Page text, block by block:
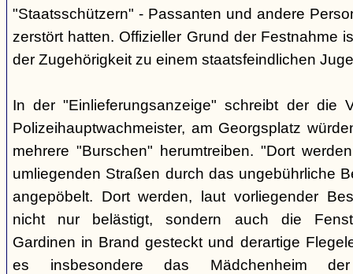
"Staatsschützern" - Passanten und andere
zerstört hatten. Offizieller Grund der Festnahme
der Zugehörigkeit zu einem staatsfeindlichen
In der "Einlieferungsanzeige" schreibt der die
Polizeihauptwachmeister, am Georgsplatz
mehrere "Burschen" herumtreiben. "Dort
umliegenden Straßen durch das ungebührliche
angepöbelt. Dort werden, laut vorliegender
nicht nur belästigt, sondern auch die
Gardinen in Brand gesteckt und derartige
es insbesondere das Mädchenheim der